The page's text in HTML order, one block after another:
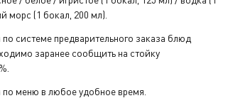
морс (1 бокал, 200 мл).
системе предварительного заказа блюд
заранее сообщить на стойку
меню в любое удобное время.